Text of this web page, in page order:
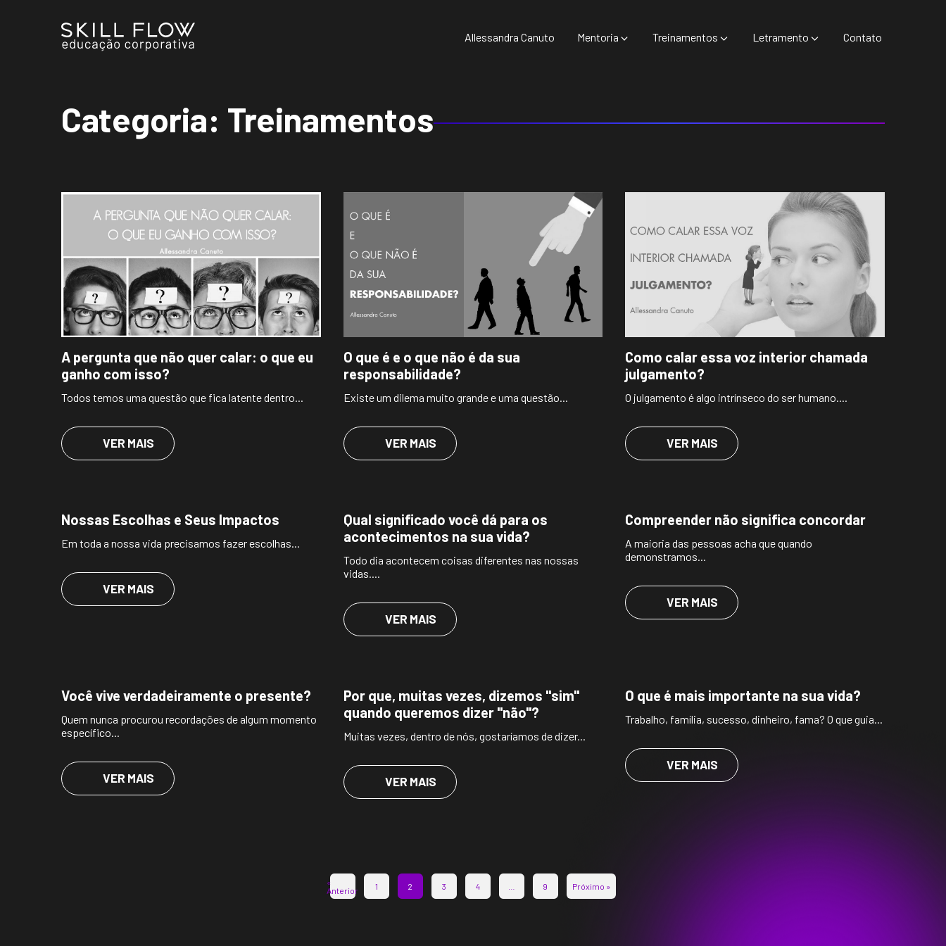
Allessandra Canuto Mentoria Treinamentos Letramento Contato
Categoria: Treinamentos
A pergunta que não quer calar: o que eu
ganho com isso?
Todos temos uma questão que fica latente dentro...
VER MAIS
O que é e o que não é da sua
responsabilidade?
Existe um dilema muito grande e uma questão...
VER MAIS
Como calar essa voz interior chamada
julgamento?
O julgamento é algo intrínseco do ser humano....
VER MAIS
Nossas Escolhas e Seus Impactos
Em toda a nossa vida precisamos fazer escolhas...
VER MAIS
Qual significado você dá para os
acontecimentos na sua vida?
Todo dia acontecem coisas diferentes nas nossas
vidas....
VER MAIS
Compreender não significa concordar
A maioria das pessoas acha que quando
demonstramos...
VER MAIS
Você vive verdadeiramente o presente?
Quem nunca procurou recordações de algum momento
específico...
VER MAIS
Por que, muitas vezes, dizemos "sim"
quando queremos dizer "não"?
Muitas vezes, dentro de nós, gostaríamos de dizer...
VER MAIS
O que é mais importante na sua vida?
Trabalho, família, sucesso, dinheiro, fama? O que guia...
VER MAIS
«
Anterior
1 2 3 4 9 Próximo »